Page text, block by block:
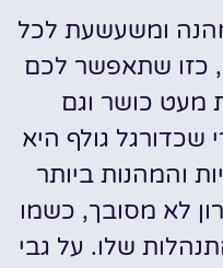
ומשעשעת לכל
כזו שתאפשר לכם
מעט כושר וגם
גולף היא
והמהנות ביותר
לא מסובך, כשמו
שלו. על גבי